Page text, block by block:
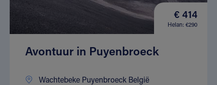
€ 414
Helan: €290
Avontuur in Puyenbroeck
Wachtebeke Puyenbroeck België